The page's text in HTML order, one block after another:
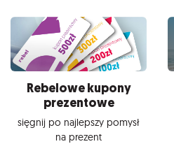
Rebelowe kupony
prezentowe
sięgnij po najlepszy pomysł
na prezent